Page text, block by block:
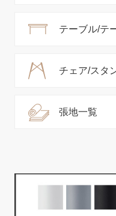
テーブル/テ
チェア/スタ
張地一覧